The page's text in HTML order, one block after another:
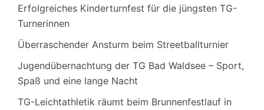
Erfolgreiches Kinderturnfest für die jüngsten TG-
Turnerinnen
Überraschender Ansturm beim Streetballturnier
Jugendübernachtung der TG Bad Waldsee – Sport,
Spaß und eine lange Nacht
TG-Leichtathletik räumt beim Brunnenfestlauf in